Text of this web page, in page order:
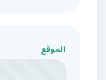
الموقع